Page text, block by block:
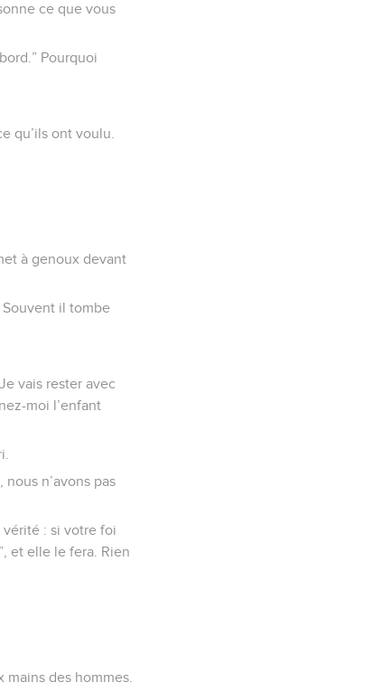
ce que vous
Pourquoi
qu’ils ont voulu.
à genoux devant
il tombe
vais rester avec
moi l’enfant
n’avons pas
vérité : si votre foi
et elle le fera. Rien
mains des hommes.